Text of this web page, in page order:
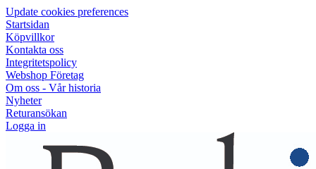
Update cookies preferences
Startsidan
Köpvillkor
Kontakta oss
Integritetspolicy
Webshop Företag
Om oss - Vår historia
Nyheter
Returansökan
Logga in